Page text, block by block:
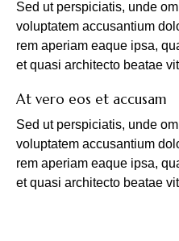
Sed ut perspiciatis, unde
voluptatem accusantium
rem aperiam eaque ipsa,
et quasi architecto beatae
At vero eos et accusam
Sed ut perspiciatis, unde
voluptatem accusantium
rem aperiam eaque ipsa,
et quasi architecto beatae